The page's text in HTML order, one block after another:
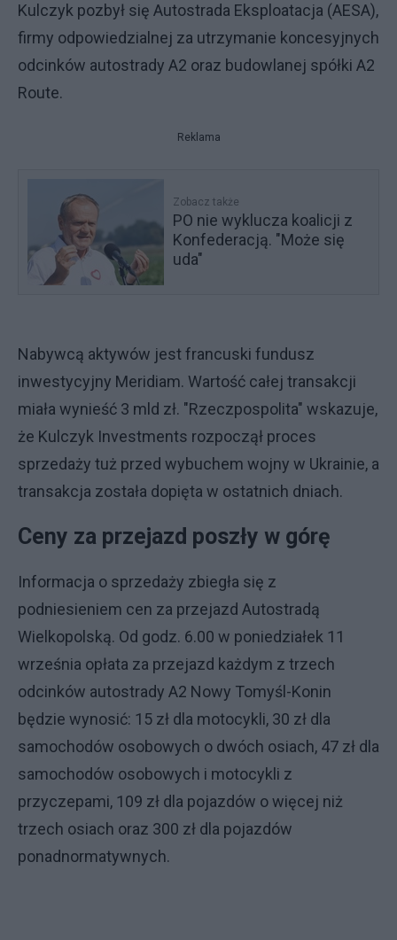
Kulczyk pozbył się Autostrada Eksploatacja (AESA),
firmy odpowiedzialnej za utrzymanie koncesyjnych
odcinków autostrady A2 oraz budowlanej spółki A2
Route.
Reklama
Zobacz także
PO nie wyklucza koalicji z
Konfederacją. "Może się
uda"
Nabywcą aktywów jest francuski fundusz
inwestycyjny Meridiam. Wartość całej transakcji
miała wynieść 3 mld zł. "Rzeczpospolita" wskazuje,
że Kulczyk Investments rozpoczął proces
sprzedaży tuż przed wybuchem wojny w Ukrainie, a
transakcja została dopięta w ostatnich dniach.
Ceny za przejazd poszły w górę
Informacja o sprzedaży zbiegła się z
podniesieniem cen za przejazd Autostradą
Wielkopolską. Od godz. 6.00 w poniedziałek 11
września opłata za przejazd każdym z trzech
odcinków autostrady A2 Nowy Tomyśl-Konin
będzie wynosić: 15 zł dla motocykli, 30 zł dla
samochodów osobowych o dwóch osiach, 47 zł dla
samochodów osobowych i motocykli z
przyczepami, 109 zł dla pojazdów o więcej niż
trzech osiach oraz 300 zł dla pojazdów
ponadnormatywnych.